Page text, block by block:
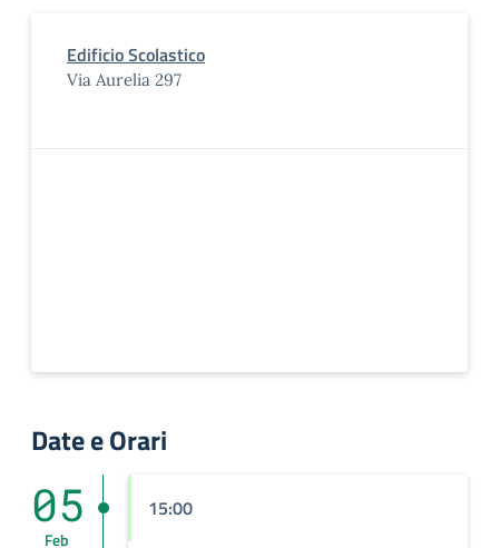
Edificio Scolastico
Via Aurelia 297
Date e Orari
05
Feb
15:00